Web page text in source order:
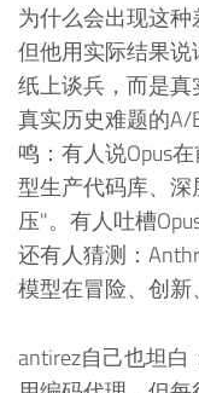
为什么会出现这种
但他用实际结果
纸上谈兵，而是
真实历史难题的
鸣：有人说Opus
型生产代码库、深
压"。有人吐槽
还有人猜测：
模型在冒险、创新
antirez自己也坦白